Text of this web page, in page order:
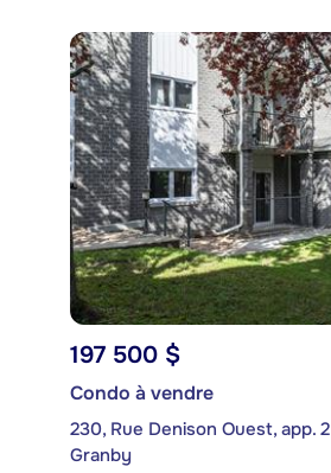
197 500 $
Condo à vendre
230, Rue Denison Ouest, app. 2
Granby